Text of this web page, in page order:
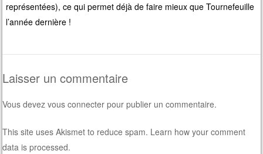
représentées), ce qui permet déjà de faire mieux que Tournefeuille
l’année dernière !
Laisser un commentaire
Vous devezvous connecter pour publier un commentaire.
This site uses Akismet to reduce spam. Learn how your comment
data is processed.